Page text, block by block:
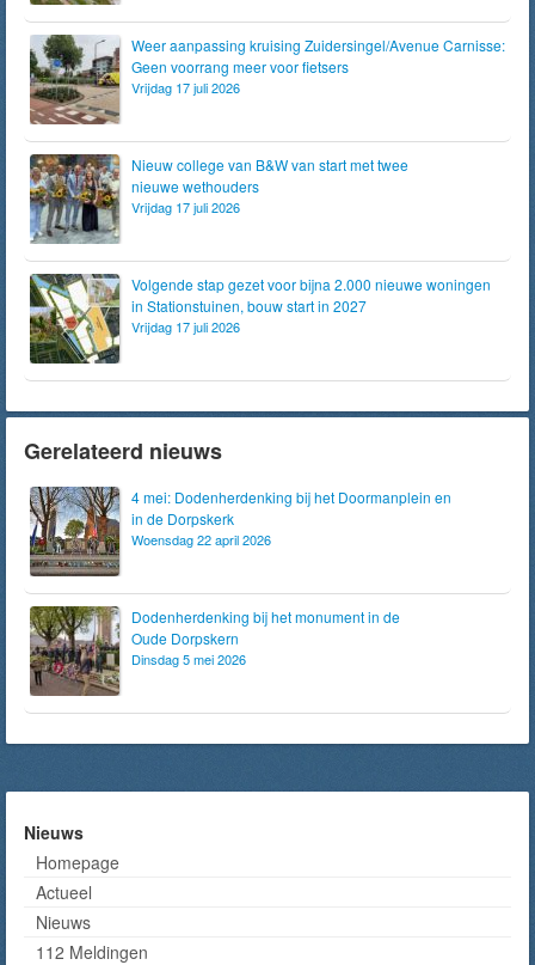
Weer aanpassing kruising Zuidersingel/Avenue Carnisse:
Geen voorrang meer voor fietsers
Vrijdag 17 juli 2026
Nieuw college van B&W van start met twee
nieuwe wethouders
Vrijdag 17 juli 2026
Volgende stap gezet voor bijna 2.000 nieuwe woningen
in Stationstuinen, bouw start in 2027
Vrijdag 17 juli 2026
Gerelateerd nieuws
4 mei: Dodenherdenking bij het Doormanplein en
in de Dorpskerk
Woensdag 22 april 2026
Dodenherdenking bij het monument in de
Oude Dorpskern
Dinsdag 5 mei 2026
Nieuws
Homepage
Actueel
Nieuws
112 Meldingen